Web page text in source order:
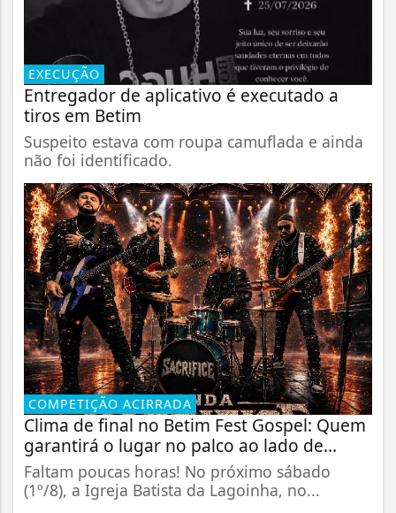
EXECUÇÃO
Entregador de aplicativo é executado a
tiros em Betim
Suspeito estava com roupa camuflada e ainda
não foi identificado.
COMPETIÇÃO ACIRRADA
Clima de final no Betim Fest Gospel: Quem
garantirá o lugar no palco ao lado de...
Faltam poucas horas! No próximo sábado
(1º/8), a Igreja Batista da Lagoinha, no...